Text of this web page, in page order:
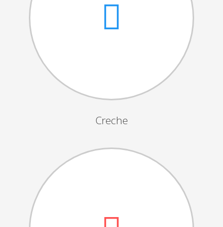
Festejos da Páscoa
Dia da Mãe
Dia Mundial da Criança
Marchas Populares
Dia de S.Martinho
Aniversários da Instituição
Almoço / Lanche de Natal
Atividades Semanais
Creche